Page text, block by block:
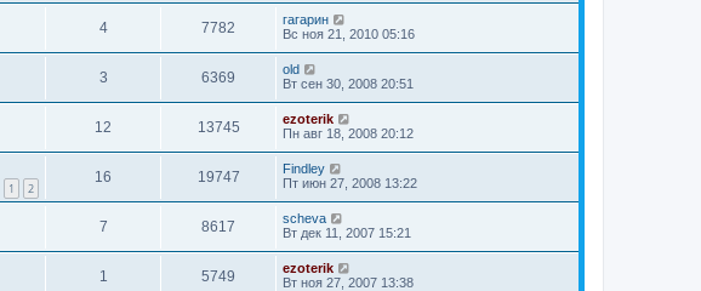
4 7782
гагарин
Вс ноя 21, 2010 05:16
3 6369
old
Вт сен 30, 2008 20:51
12 13745
ezoterik
Пн авг 18, 2008 20:12
1 2
16 19747
Findley
Пт июн 27, 2008 13:22
7 8617
sсheva
Вт дек 11, 2007 15:21
1 5749
ezoterik
Вт ноя 27, 2007 13:38